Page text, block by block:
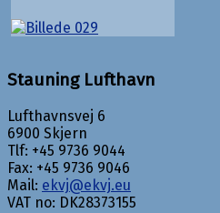
Stauning Lufthavn
Lufthavnsvej 6
6900 Skjern
Tlf: +45 9736 9044
Fax: +45 9736 9046
Mail: ekvj@ekvj.eu
VAT no: DK28373155